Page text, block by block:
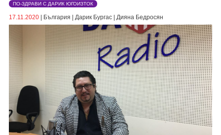
ПО-ЗДРАВИ С ДАРИК ЮГОИЗТОК
17.11.2020| България | Дарик Бургас| Дияна Бедросян